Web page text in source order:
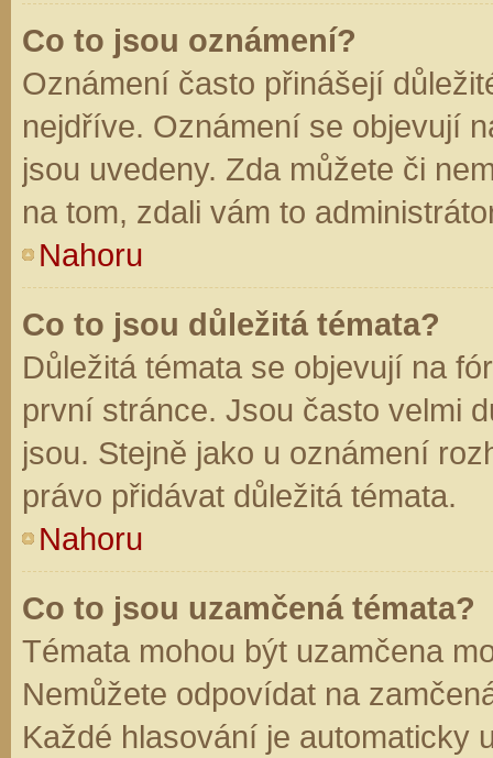
Co to jsou oznámení?
Oznámení často přinášejí
nejdříve. Oznámení se objevují
jsou uvedeny. Zda můžete či
na tom, zdali vám to
Nahoru
Co to jsou důležitá témata?
Důležitá témata se objevují na
první stránce. Jsou často velmi
jsou. Stejně jako u oznámení
právo přidávat důležitá témata.
Nahoru
Co to jsou uzamčená témata?
Témata mohou být uzamčena
Nemůžete odpovídat na
Každé hlasování je automaticky